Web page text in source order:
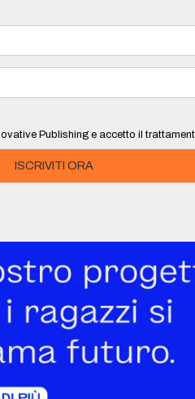
Publishing e accetto il
ISCRIVITI ORA